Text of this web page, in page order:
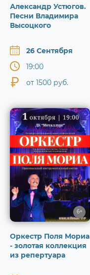
Александр Устюгов.
Песни Владимира
Высоцкого
26 Сентября
19:00
от 1500 руб.
6+
Оркестр Поля Мориа
- золотая коллекция
из репертуара